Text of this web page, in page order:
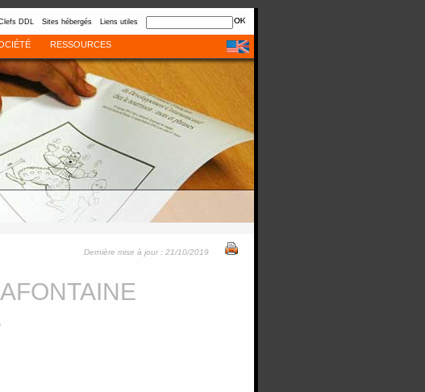
DDL Sites hébergés Liens utiles
RESSOURCES
Dernière mise à jour : 21/10/2019